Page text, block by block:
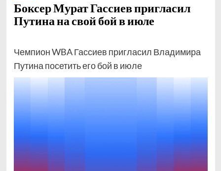
Боксер Мурат Гассиев пригласил
Путина на свой бой в июле
Чемпион WBA Гассиев пригласил Владимира
Путина посетить его бой в июле